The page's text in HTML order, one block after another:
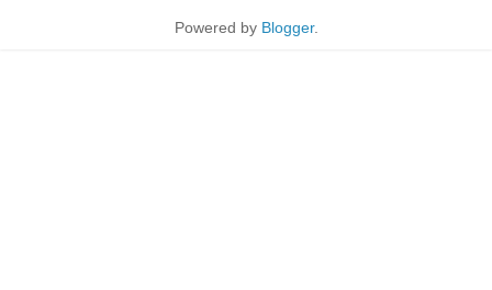
Powered by Blogger.